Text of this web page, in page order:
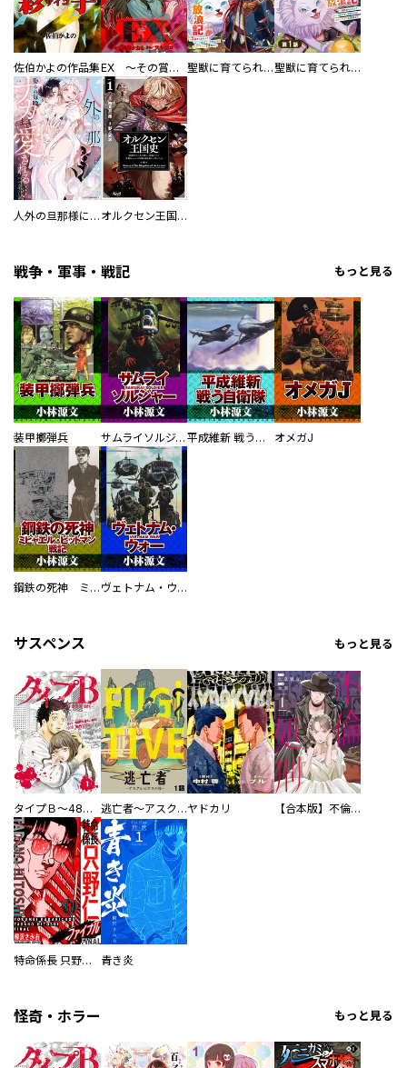
佐伯かよの作品集 EX ～その賞金稼ぎは、世界の出口を探す～【単行本版】 聖獣に育てられた少年の異世界ゆるり放浪記～神様からもらったチート魔法で、仲間たちとスローライフを満喫中～ 聖獣に育てられた少年の異世界ゆるり放浪記～神様からもらったチート魔法で、仲間たちとスローライフを満喫中～【分冊版】
人外の旦那様に娶られ毎晩ナカまで愛される…。アンソロジー オルクセン王国史
戦争・軍事・戦記 もっと見る
装甲擲弾兵 サムライソルジャー SAMURAI SOLDIER 平成維新 戦う自衛隊 オメガJ
鋼鉄の死神 ミヒャエル・ビットマン戦記 ヴェトナム・ウォー VIETNAM WAR
サスペンス もっと見る
タイプＢ～48時間後、致死率100％～【単話】 逃亡者～アスクレピオスの杖～ヤドカリ 【合本版】不倫処刑
特命係長 只野仁ファイナル 愛蔵版 青き炎
怪奇・ホラー もっと見る